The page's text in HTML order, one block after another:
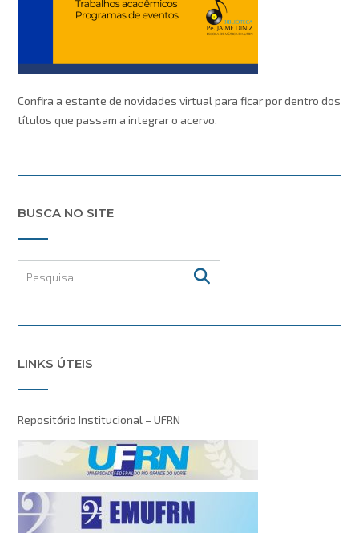
Confira a estante de novidades virtual para ficar por dentro dos
títulos que passam a integrar o acervo.
BUSCA NO SITE
LINKS ÚTEIS
Repositório Institucional – UFRN